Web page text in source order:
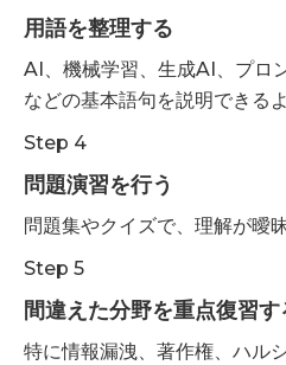
用語を整理する
AI、機械学習、生成AI、プロ
などの基本語句を説明できる
Step 4
問題演習を行う
問題集やクイズで、理解が曖
Step 5
間違えた分野を重点復習す
特に情報漏洩、著作権、ハル